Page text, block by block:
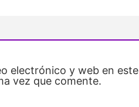
electrónico y web en este
vez que comente.